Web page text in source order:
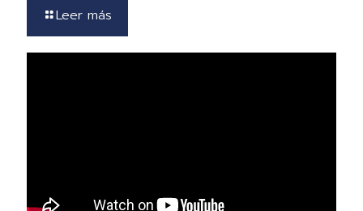
Leer más